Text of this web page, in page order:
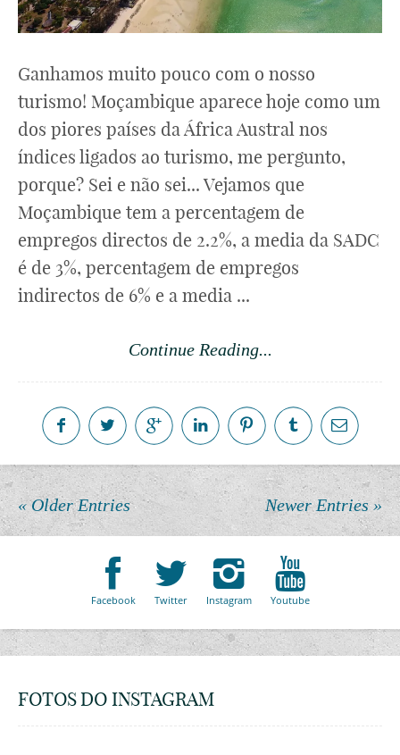
Ganhamos muito pouco com o nosso
turismo! Moçambique aparece hoje como um
dos piores países da África Austral nos
índices ligados ao turismo, me pergunto,
porque? Sei e não sei... Vejamos que
Moçambique tem a percentagem de
empregos directos de 2.2%, a media da SADC
é de 3%, percentagem de empregos
indirectos de 6% e a media ...
Continue Reading...
« Older Entries Newer Entries »
Facebook Twitter Instagram Youtube
FOTOS DO INSTAGRAM